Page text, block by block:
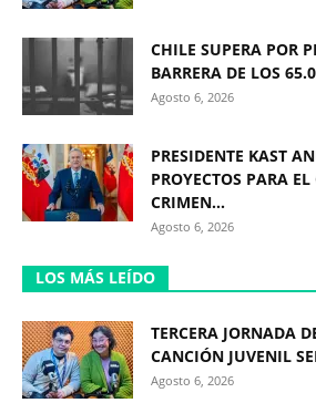
CHILE SUPERA POR
BARRERA DE LOS
Agosto 6, 2026
PRESIDENTE KAST
PROYECTOS PARA
CRIMEN...
Agosto 6, 2026
LOS MÁS LEÍDO
TERCERA JORNADA
CANCIÓN JUVENIL
Agosto 6, 2026